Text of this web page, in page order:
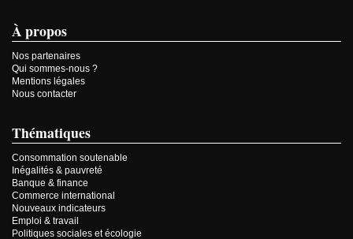
À propos
Nos partenaires
Qui sommes-nous ?
Mentions légales
Nous contacter
Thématiques
Consommation soutenable
Inégalités & pauvreté
Banque & finance
Commerce international
Nouveaux indicateurs
Emploi & travail
Politiques sociales et écologie